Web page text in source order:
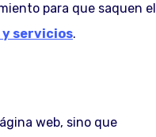
para que saquen el
servicios.
web, sino que